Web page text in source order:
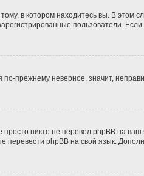
в котором находитесь вы. В этом
пользователи.
прежнему неверное, значит,
никто не перевёл phpBB на
перевести phpBB на свой язык.